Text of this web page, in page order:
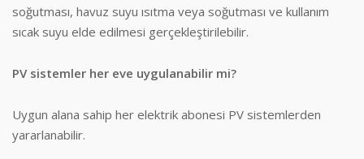
soğutması, havuz suyu ısıtma veya soğutması ve kullanım
sıcak suyu elde edilmesi gerçekleştirilebilir.
PV sistemler her eve uygulanabilir mi?
Uygun alana sahip her elektrik abonesi PV sistemlerden
yararlanabilir.